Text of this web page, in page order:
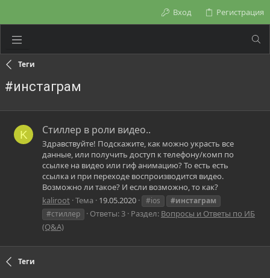
Вход Регистрация
Теги
#инстаграм
K Стиллер в роли видео..
Здравствуйте! Подскажите, как можно украсть все
данные, или получить доступ к телефону/комп по
ссылке на видео или гиф анимацию? То есть есть
ссылка и при переходе воспроизводится видео.
Возможно ли такое? И если возможно, то как?
kaliroot Тема 19.05.2020 #ios
#инстаграм
#стиллер
Ответы: 3 Раздел: Вопросы и Ответы по ИБ
(Q&A)
Теги